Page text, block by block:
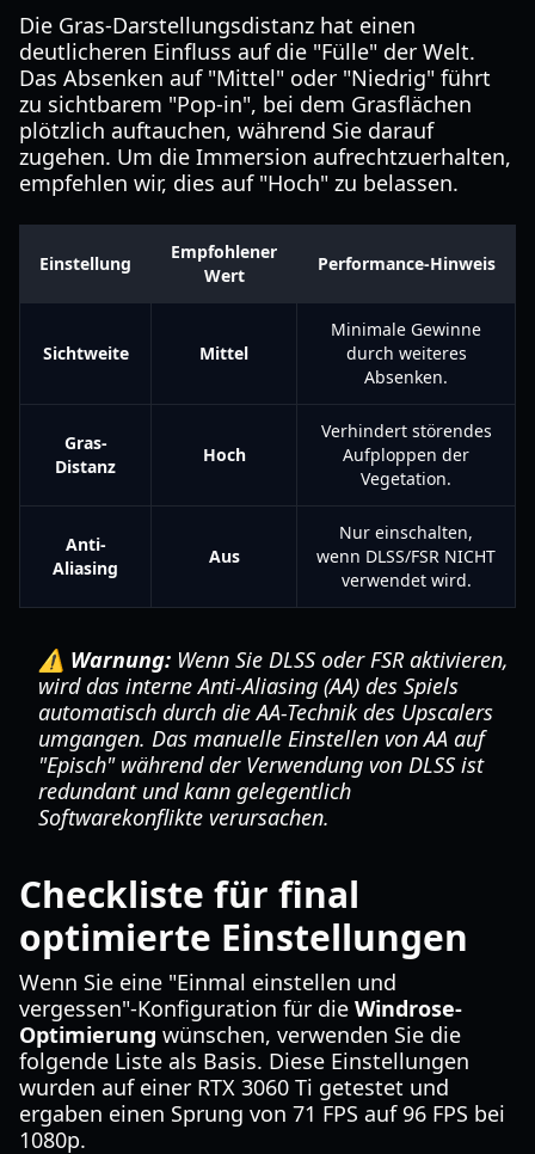
Die Gras-Darstellungsdistanz hat einen
deutlicheren Einfluss auf die "Fülle" der Welt.
Das Absenken auf "Mittel" oder "Niedrig" führt
zu sichtbarem "Pop-in", bei dem Grasflächen
plötzlich auftauchen, während Sie darauf
zugehen. Um die Immersion aufrechtzuerhalten,
empfehlen wir, dies auf "Hoch" zu belassen.
Einstellung
Empfohlener
Wert
Performance-Hinweis
Sichtweite Mittel
Minimale Gewinne
durch weiteres
Absenken.
Gras-
Distanz
Hoch
Verhindert störendes
Aufploppen der
Vegetation.
Anti-
Aliasing
Aus
Nur einschalten,
wenn DLSS/FSR NICHT
verwendet wird.
⚠️ Warnung: Wenn Sie DLSS oder FSR aktivieren,
wird das interne Anti-Aliasing (AA) des Spiels
automatisch durch die AA-Technik des Upscalers
umgangen. Das manuelle Einstellen von AA auf
"Episch" während der Verwendung von DLSS ist
redundant und kann gelegentlich
Softwarekonflikte verursachen.
Checkliste für final
optimierte Einstellungen
Wenn Sie eine "Einmal einstellen und
vergessen"-Konfiguration für die Windrose-
Optimierung wünschen, verwenden Sie die
folgende Liste als Basis. Diese Einstellungen
wurden auf einer RTX 3060 Ti getestet und
ergaben einen Sprung von 71 FPS auf 96 FPS bei
1080p.